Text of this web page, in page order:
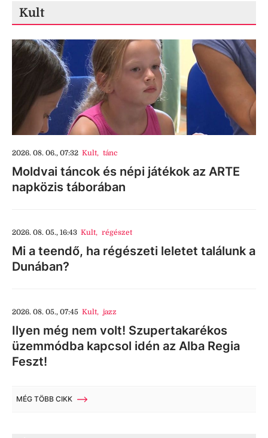
Kult
2026. 08. 06., 07:32 Kult, tánc
Moldvai táncok és népi játékok az ARTE
napközis táborában
2026. 08. 05., 16:43 Kult, régészet
Mi a teendő, ha régészeti leletet találunk a
Dunában?
2026. 08. 05., 07:45 Kult, jazz
Ilyen még nem volt! Szupertakarékos
üzemmódba kapcsol idén az Alba Regia
Feszt!
MÉG TÖBB CIKK